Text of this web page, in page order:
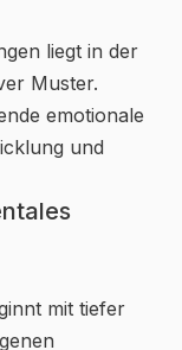
liegt in der
Muster.
emotionale
und
mit tiefer